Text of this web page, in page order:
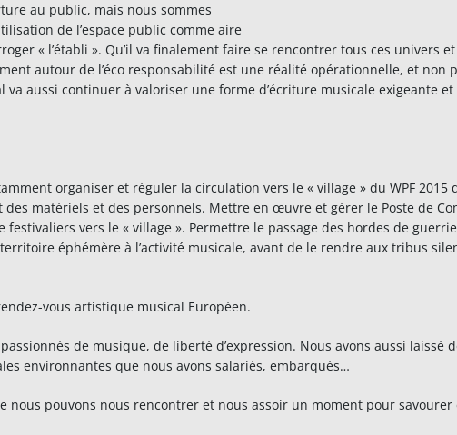
au public, mais nous sommes
de l’espace public comme aire
« l’établi ». Qu’il va finalement faire se rencontrer tous ces univers
autour de l’éco responsabilité est une réalité opérationnelle, et non
aussi continuer à valoriser une forme d’écriture musicale exigeante
organiser et réguler la circulation vers le « village » du WPF 2015
matériels et des personnels. Mettre en œuvre et gérer le Poste de
vers le « village ». Permettre le passage des hordes de
éphémère à l’activité musicale, avant de le rendre aux tribus
vous artistique musical Européen.
de musique, de liberté d’expression. Nous avons aussi laissé
environnantes que nous avons salariés, embarqués…
nous pouvons nous rencontrer et nous assoir un moment pour